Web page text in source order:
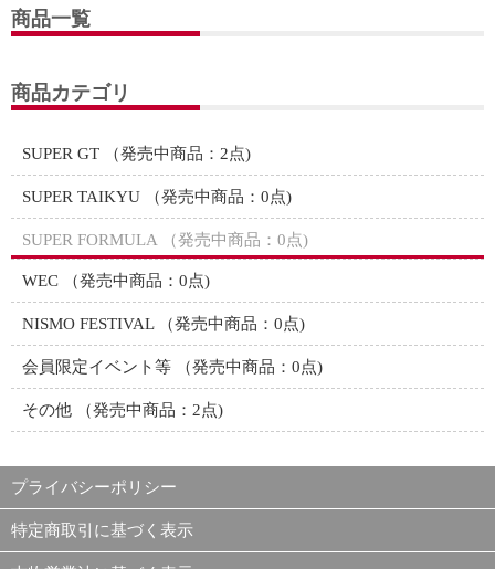
商品一覧
商品カテゴリ
SUPER GT （発売中商品：2点)
SUPER TAIKYU （発売中商品：0点)
SUPER FORMULA （発売中商品：0点)
WEC （発売中商品：0点)
NISMO FESTIVAL （発売中商品：0点)
会員限定イベント等 （発売中商品：0点)
その他 （発売中商品：2点)
プライバシーポリシー
特定商取引に基づく表示